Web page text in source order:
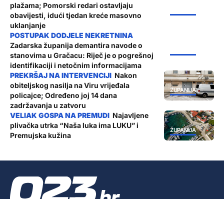
plažama; Pomorski redari ostavljaju
obavijesti, idući tjedan kreće masovno
uklanjanje
Zadarska županija demantira navode o
stanovima u Gračacu: Riječ je o pogrešnoj
identifikaciji i netočnim informacijama
ŽUPANIJA
Nakon
obiteljskog nasilja na Viru vrijeđala
policajce; Određeno joj 14 dana
zadržavanja u zatvoru
ŽUPANIJA
Najavljene
plivačka utrka “Naša luka ima LUKU” i
Premujska kužina